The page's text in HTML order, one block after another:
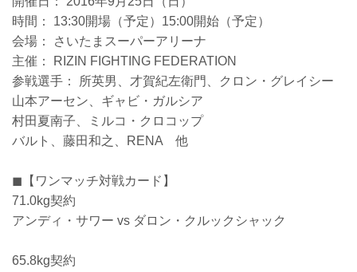
時間： 13:30開場（予定）15:00開始（予定）
会場： さいたまスーパーアリーナ
主催： RIZIN FIGHTING FEDERATION
参戦選手： 所英男、才賀紀左衛門、クロン・グレイシー
山本アーセン、ギャビ・ガルシア
村田夏南子、ミルコ・クロコップ
バルト、藤田和之、RENA 他
◼︎【ワンマッチ対戦カード】
71.0kg契約
アンディ・サワー vs ダロン・クルックシャック
65.8kg契約